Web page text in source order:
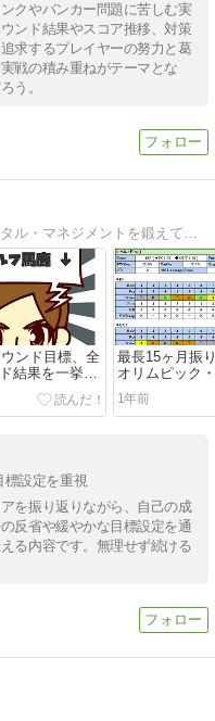
クやバンカー問題に苦しむ実
ンド結果やスコア推移、対策
求するプレイヤーの努力と葛
戦の積み重ねがテーマとな
う。
ンド目標、全
結果を一挙公
！
最長15ヶ月振
オリムピック
賀ゴルフコー
ウンド報告
1年前
標設定を重視
を振り返りながら、自己の成
反省や緩やかな目標設定を通
る内容です。無理せず続ける